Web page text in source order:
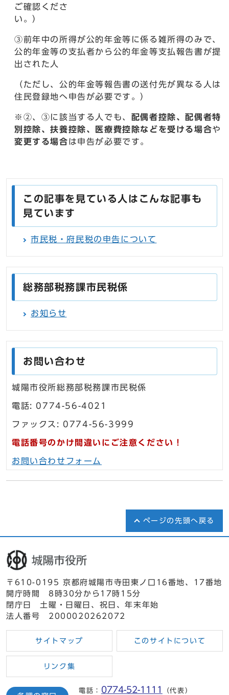
ご確認くださ
い。
③前年中の所得が公的年金等に係る雑所得のみで、
公的年金等の支払者から公的年金等支払報告書が提
出された人
（ただし、公的年金等報告書の送付先が異なる人は
住民登録地へ申告が必要です。）
※②、③に該当する人でも、 配偶者控除、配偶者特
別控除、扶養控除、医療費控除などを受ける場合や
変更する場合は申告が必要です。
この記事を見ている人はこんな記事も
見ています
市民税・府民税の申告について
総務部税務課市民税係
お知らせ
お問い合わせ
城陽市役所総務部税務課市民税係
電話: 0774-56-4021
ファックス: 0774-56-3999
電話番号のかけ間違いにご注意ください！
お問い合わせフォーム
ページの先頭へ戻る
〒610-0195 京都府城陽市寺田東ノ口16番地、17番地
開庁時間 8時30分から17時15分
閉庁日 土曜・日曜日、祝日、年末年始
法人番号 2000020262072
サイトマップ このサイトについて
リンク集
電話： 0774-52-1111 （代表）